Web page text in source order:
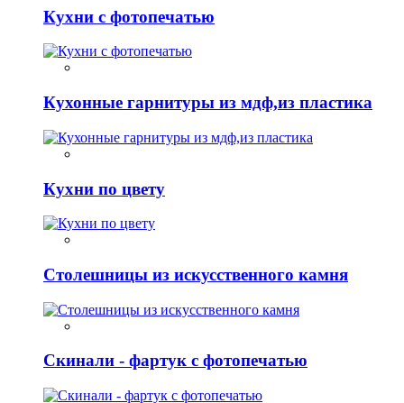
Кухни с фотопечатью
Кухонные гарнитуры из мдф,из пластика
Кухни по цвету
Столешницы из искусственного камня
Скинали - фартук с фотопечатью